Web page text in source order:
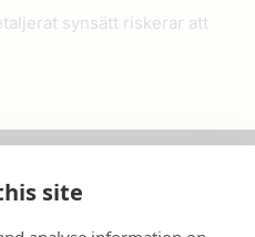
synsätt riskerar att
site